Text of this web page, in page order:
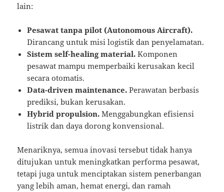
lain:
Pesawat tanpa pilot (Autonomous Aircraft).
Dirancang untuk misi logistik dan penyelamatan.
Sistem self-healing material. Komponen
pesawat mampu memperbaiki kerusakan kecil
secara otomatis.
Data-driven maintenance. Perawatan berbasis
prediksi, bukan kerusakan.
Hybrid propulsion. Menggabungkan efisiensi
listrik dan daya dorong konvensional.
Menariknya, semua inovasi tersebut tidak hanya
ditujukan untuk meningkatkan performa pesawat,
tetapi juga untuk menciptakan sistem penerbangan
yang lebih aman, hemat energi, dan ramah